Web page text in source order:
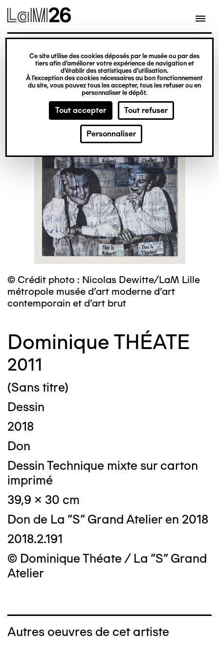
Gestion des cookies
Ce site utilise des cookies déposés par le musée ou par des
tiers afin d’améliorer votre expérience de navigation et
d’établir des statistiques d’utilisation.
À l’exception des cookies nécessaires au bon fonctionnement
du site, vous pouvez tous les accepter, tous les refuser ou en
personnaliser le dépôt.
Tout accepter Tout refuser
Personnaliser
contenu
© Crédit photo : Nicolas Dewitte/LaM Lille
métropole musée d’art moderne d’art
contemporain et d’art brut
Dominique THÉATE
2011
(Sans titre)
Dessin
2018
Don
Dessin Technique mixte sur carton
imprimé
39,9 x 30 cm
Don de La "S" Grand Atelier en 2018
2018.2.191
© Dominique Théate / La "S" Grand
Atelier
Autres oeuvres de cet artiste